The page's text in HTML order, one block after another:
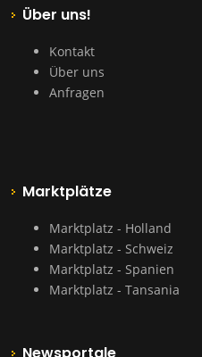
Über uns!
Kontakt
Über uns
Anfragen
Marktplätze
Marktplatz - Holland
Marktplatz - Schweiz
Marktplatz - Spanien
Marktplatz - Tansania